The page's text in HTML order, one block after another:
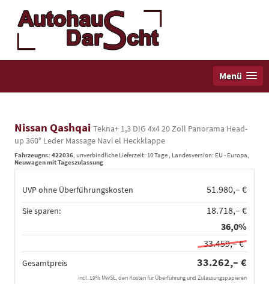
Menü
Nissan Qashqai Tekna+ 1,3 DIG 4x4 20 Zoll Panorama Head-
up 360° Leder Massage Navi el Heckklappe
Fahrzeugnr.: 422036 , unverbindliche Lieferzeit: 10 Tage , Landesversion: EU - Europa,
Neuwagen mit Tageszulassung
UVP ohne Überführungskosten 51.980,– €
Sie sparen:
18.718,– €
36,0%
33.459,– €
Gesamtpreis 33.262,– €
incl. 19% MwSt., den Kosten für Überführung und Zulassungspapieren